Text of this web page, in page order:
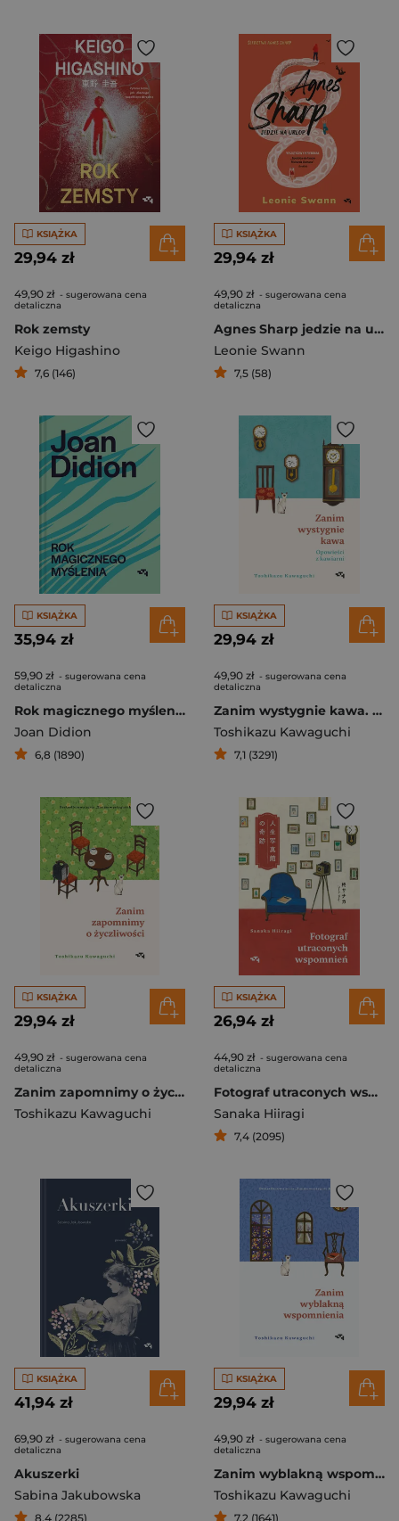
KSIĄŻKA
29,94 zł
49,90 zł - sugerowana cena
detaliczna
Rok zemsty
Keigo Higashino
7,6 (146)
KSIĄŻKA
29,94 zł
49,90 zł - sugerowana cena
detaliczna
Agnes Sharp jedzie na urlop
Leonie Swann
7,5 (58)
KSIĄŻKA
35,94 zł
59,90 zł - sugerowana cena
detaliczna
Rok magicznego myślenia
Joan Didion
6,8 (1890)
KSIĄŻKA
29,94 zł
49,90 zł - sugerowana cena
detaliczna
Zanim wystygnie kawa. Opowieści z kawiarni
Toshikazu Kawaguchi
7,1 (3291)
KSIĄŻKA
29,94 zł
49,90 zł - sugerowana cena
detaliczna
Zanim zapomnimy o życzliwości. Zanim wystygnie kawa. Tom 5
Toshikazu Kawaguchi
KSIĄŻKA
26,94 zł
44,90 zł - sugerowana cena
detaliczna
Fotograf utraconych wspomnień
Sanaka Hiiragi
7,4 (2095)
KSIĄŻKA
41,94 zł
69,90 zł - sugerowana cena
detaliczna
Akuszerki
Sabina Jakubowska
8,4 (2285)
KSIĄŻKA
29,94 zł
49,90 zł - sugerowana cena
detaliczna
Zanim wyblakną wspomnienia
Toshikazu Kawaguchi
7,2 (1641)